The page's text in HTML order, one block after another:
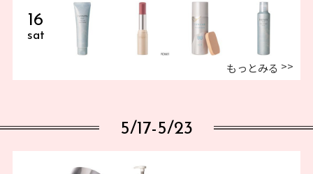
16
sat
もっとみる
5/17-5/23